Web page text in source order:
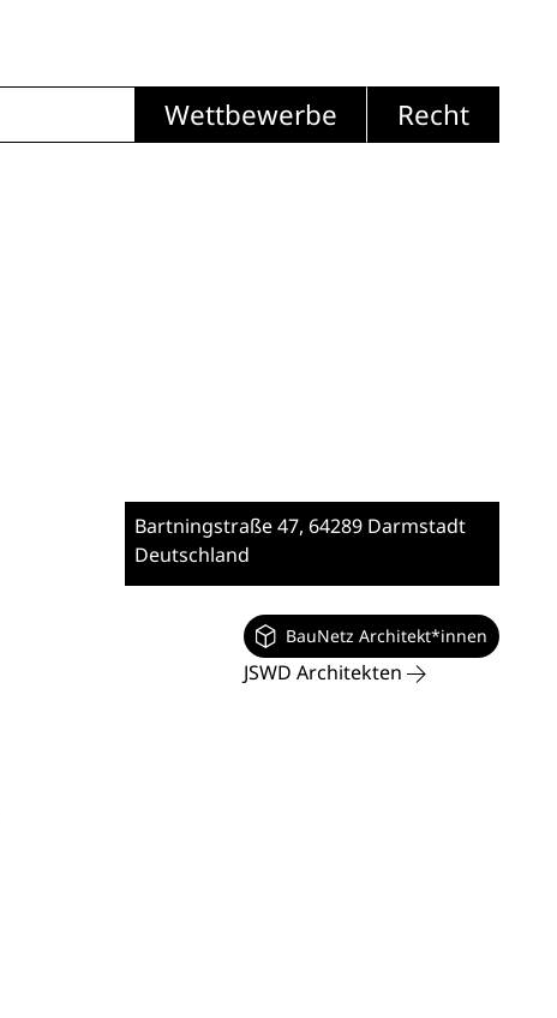
Wettbewerbe Recht
Bartningstraße 47, 64289 Darmstadt
Deutschland
BauNetz Architekt*innen
JSWD Architekten